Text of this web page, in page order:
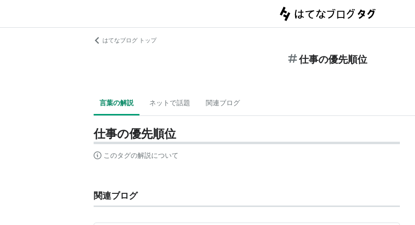
はてなブログ トップ
仕事の優先順位
言葉の解説 ネットで話題 関連ブログ
仕事の優先順位
このタグの解説について
関連ブログ